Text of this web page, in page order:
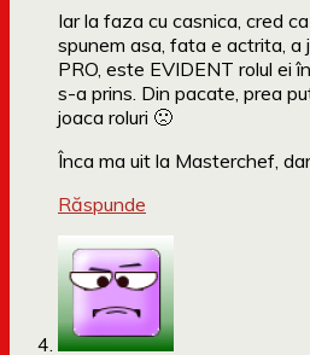
Iar la faza cu casnica, cred
spunem asa, fata e actrita, a
PRO, este EVIDENT rolul ei
s-a prins. Din pacate, prea
joaca roluri 🙁
Înca ma uit la Masterchef,
Răspunde